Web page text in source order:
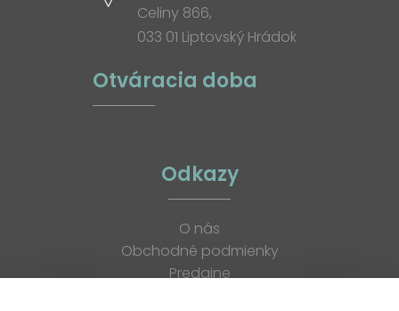
Celiny 866,
033 01 Liptovský Hrádok
Otváracia doba
Odkazy
O nás
Obchodné podmienky
Predajne